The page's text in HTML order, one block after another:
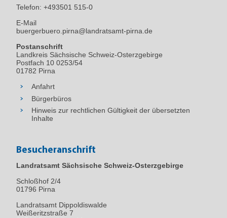
Telefon: +493501 515-0
E-Mail
buergerbuero.pirna@landratsamt-pirna.de
Postanschrift
Landkreis Sächsische Schweiz-Osterzgebirge
Postfach 10 0253/54
01782 Pirna
Anfahrt
Bürgerbüros
Hinweis zur rechtlichen Gültigkeit der übersetzten
Inhalte
Besucheranschrift
Landratsamt Sächsische Schweiz-Osterzgebirge
Schloßhof 2/4
01796 Pirna
Landratsamt Dippoldiswalde
Weißeritzstraße 7